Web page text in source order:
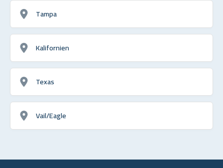
Tampa
Kalifornien
Texas
Vail/Eagle